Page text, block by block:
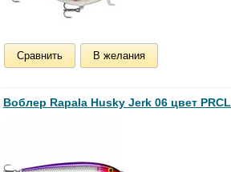
Сравнить В желания
Воблер Rapala Husky Jerk 06 цвет PRCL